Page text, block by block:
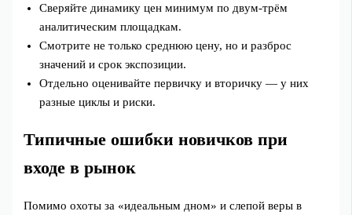
Сверяйте динамику цен минимум по двум-трём
аналитическим площадкам.
Смотрите не только среднюю цену, но и разброс
значений и срок экспозиции.
Отдельно оценивайте первичку и вторичку — у них
разные циклы и риски.
Типичные ошибки новичков при
входе в рынок
Помимо охоты за «идеальным дном» и слепой веры в